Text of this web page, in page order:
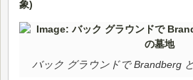
バック グラウンドで Brandberg